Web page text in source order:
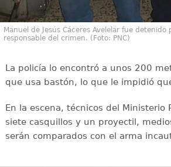
Manuel de Jesús Cáceres Avelelar fue
responsable del crimen. (Foto: PNC)
La policía lo encontró a unos 200
que usa bastón, lo que le impidió
En la escena, técnicos del Ministerio
siete casquillos y un proyectil,
serán comparados con el arma